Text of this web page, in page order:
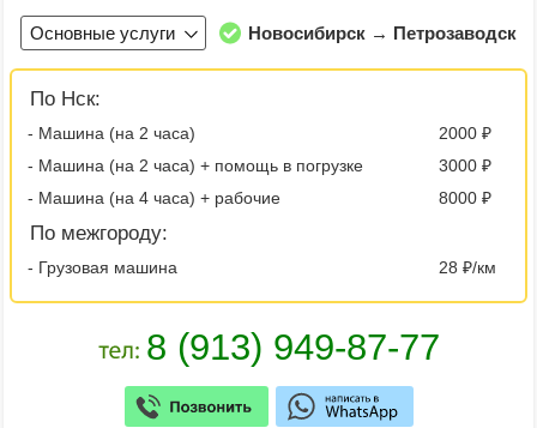
Основные услуги Новосибирск → Петрозаводск
По Нск:
- Машина (на 2 часа)
2000 ₽
- Машина (на 2 часа) + помощь в погрузке
3000 ₽
- Машина (на 4 часа) + рабочие
8000 ₽
По межгороду:
- Грузовая машина 28 ₽/км